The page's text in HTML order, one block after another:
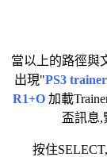
當以上的路徑與
出現"PS3
R1+O 加載
盃訊息,
按住